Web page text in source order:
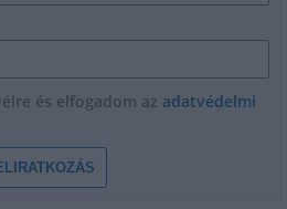
és elfogadom az adatvédelmi